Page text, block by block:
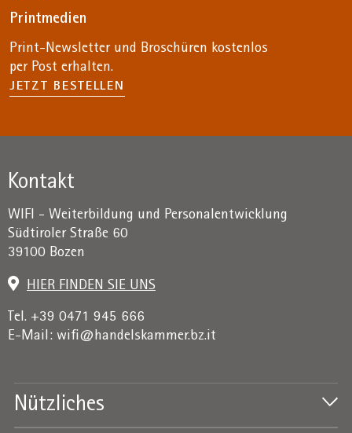
Printmedien
Print-Newsletter und Broschüren kostenlos
per Post erhalten.
JETZT BESTELLEN
Kontakt
WIFI - Weiterbildung und Personalentwicklung
Südtiroler Straße 60
39100 Bozen
HIER FINDEN SIE UNS
Tel. +39 0471 945 666
E-Mail: wifi@handelskammer.bz.it
Nützliches